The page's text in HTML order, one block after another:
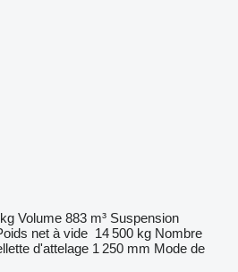
Volume 883 m³ Suspension
net à vide 14 500 kg Nombre
d'attelage 1 250 mm Mode de